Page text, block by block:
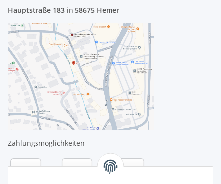
Hauptstraße 183 in 58675 Hemer
Zahlungsmöglichkeiten